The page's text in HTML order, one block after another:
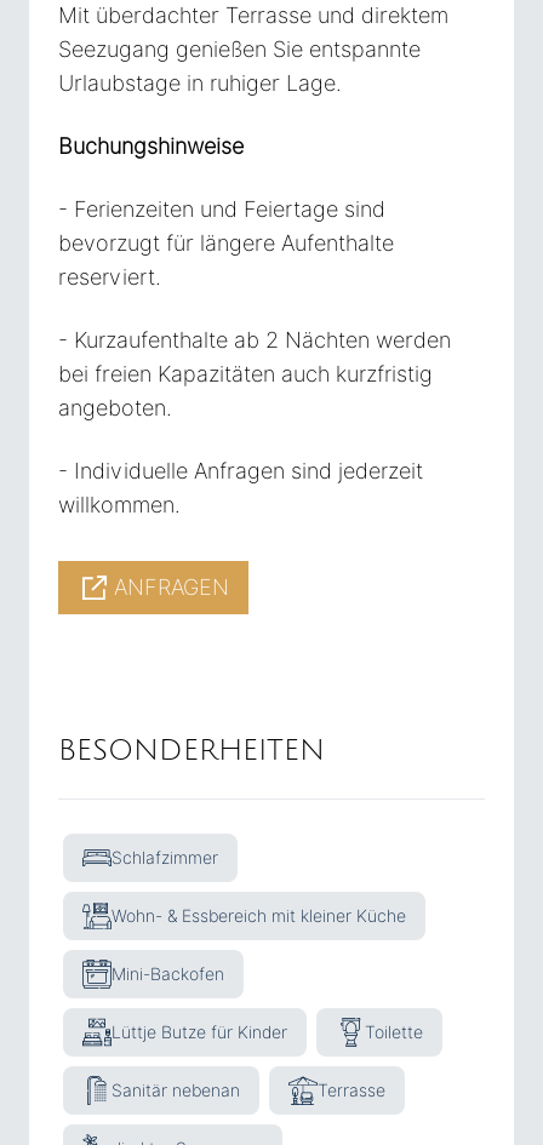
Mit überdachter Terrasse und direktem
Seezugang genießen Sie entspannte
Urlaubstage in ruhiger Lage.
Buchungshinweise
- Ferienzeiten und Feiertage sind
bevorzugt für längere Aufenthalte
reserviert.
- Kurzaufenthalte ab 2 Nächten werden
bei freien Kapazitäten auch kurzfristig
angeboten.
- Individuelle Anfragen sind jederzeit
willkommen.
ANFRAGEN
BESONDERHEITEN
Schlafzimmer
Wohn- & Essbereich mit kleiner Küche
Mini-Backofen
Lüttje Butze für Kinder Toilette
Sanitär nebenan Terrasse